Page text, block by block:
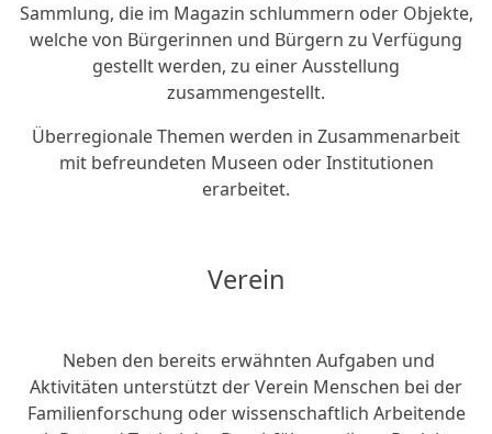
Sammlung, die im Magazin schlummern oder Objekte,
welche von Bürgerinnen und Bürgern zu Verfügung
gestellt werden, zu einer Ausstellung
zusammengestellt.
Überregionale Themen werden in Zusammenarbeit
mit befreundeten Museen oder Institutionen
erarbeitet.
Verein
Neben den bereits erwähnten Aufgaben und
Aktivitäten unterstützt der Verein Menschen bei der
Familienforschung oder wissenschaftlich Arbeitende